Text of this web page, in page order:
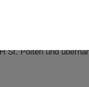
Zuerst nur für
St. Pölten und